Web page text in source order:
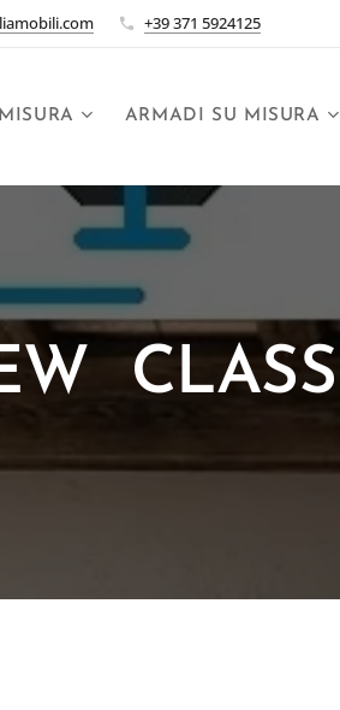
+39 371 5924125
ARMADI SU MISURA